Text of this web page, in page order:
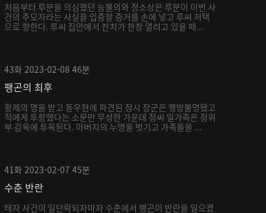
처음부터 루분을 의심했던 능불의와 정소상은 루분이 이번 사
건의 주모자라는 사실을 입증할 증거를 손에 넣고 루씨 저택
으로 향한다. 루씨 집안에서 잔치가 한창 열리고 있을 때...
43화 2023-02-08 46분
팽곤의 최후
황제의 명을 받고 동우현에 파견된 정시 장군은 행방불명됐고
적에게 투항했다는 소문만 무성한 가운데 정씨 일가족은 정위
부 감옥에 투옥된다. 아버지의 누명을 벗기고 가족들을 ...
41화 2023-02-07 45분
수춘 반란
태자 사건이 일단락되자마자 수춘에서 팽곤이 반란을 일으켰